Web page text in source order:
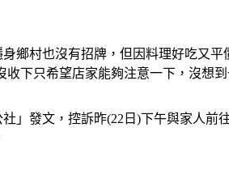
鄉村也沒有招牌，但因料理好吃又
收下只希望店家能夠注意一下，沒想
」發文，控訴昨(22日)下午與家人